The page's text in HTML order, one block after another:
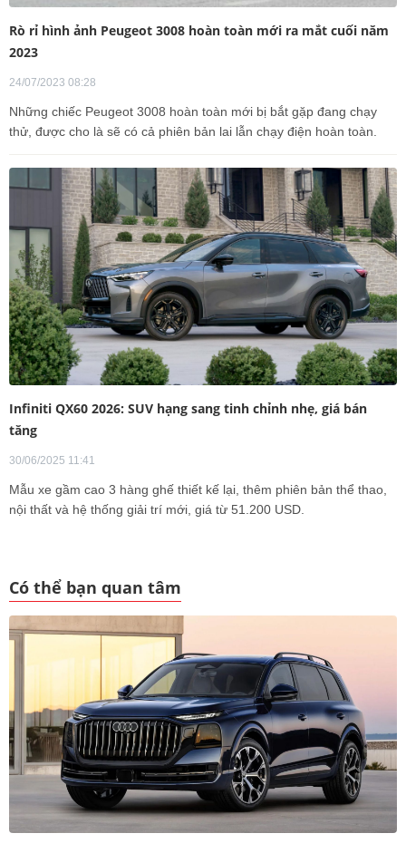
Rò rỉ hình ảnh Peugeot 3008 hoàn toàn mới ra mắt cuối năm
2023
24/07/2023 08:28
Những chiếc Peugeot 3008 hoàn toàn mới bị bắt gặp đang chạy
thử, được cho là sẽ có cả phiên bản lai lẫn chạy điện hoàn toàn.
Infiniti QX60 2026: SUV hạng sang tinh chỉnh nhẹ, giá bán
tăng
30/06/2025 11:41
Mẫu xe gầm cao 3 hàng ghế thiết kế lại, thêm phiên bản thể thao,
nội thất và hệ thống giải trí mới, giá từ 51.200 USD.
Có thể bạn quan tâm